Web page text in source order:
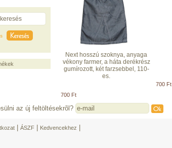
Next hosszú szoknya, anyaga
vékony farmer, a háta derékrész
gumírozott, két farzsebbel, 110-
es.
700 Ft
700 Ft
az új feltöltésekrõl?
ÁSZF Kedvencekhez